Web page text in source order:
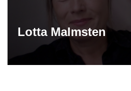
Lotta Malmsten